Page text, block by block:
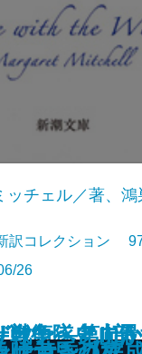
戦争へと向
衛隊史上
ッチェル／著、鴻
訳コレクション
26
オン―第II
戦争へと向